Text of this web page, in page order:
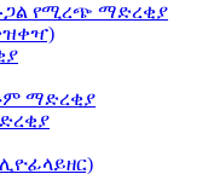
የሚረጭ ማድረቂያ
ማድረቂያ